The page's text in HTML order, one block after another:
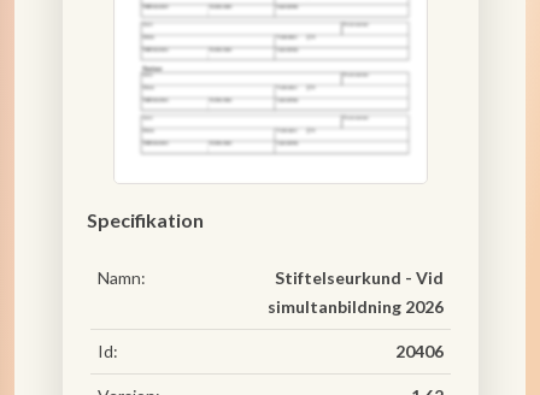
Specifikation
Namn:
Stiftelseurkund - Vid
simultanbildning 2026
Id: 20406